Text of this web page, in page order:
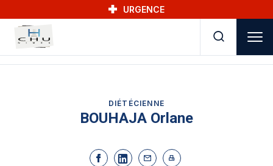
URGENCE
DIÉTÉCIENNE
BOUHAJA Orlane